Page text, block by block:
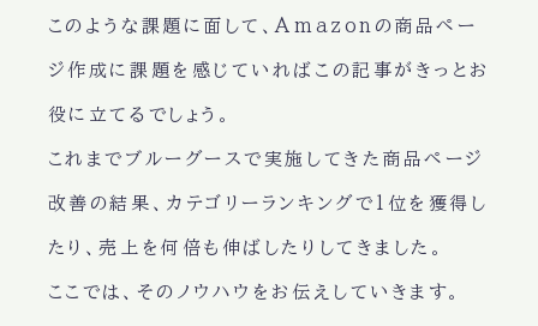
このような課題に面して、Amazonの商品ペー
ジ作成に課題を感じていればこの記事がきっとお
役に立てるでしょう。
これまでブルーグースで実施してきた商品ページ
改善の結果、カテゴリーランキングで1位を獲得し
たり、売上を何倍も伸ばしたりしてきました。
ここでは、そのノウハウをお伝えしていきます。